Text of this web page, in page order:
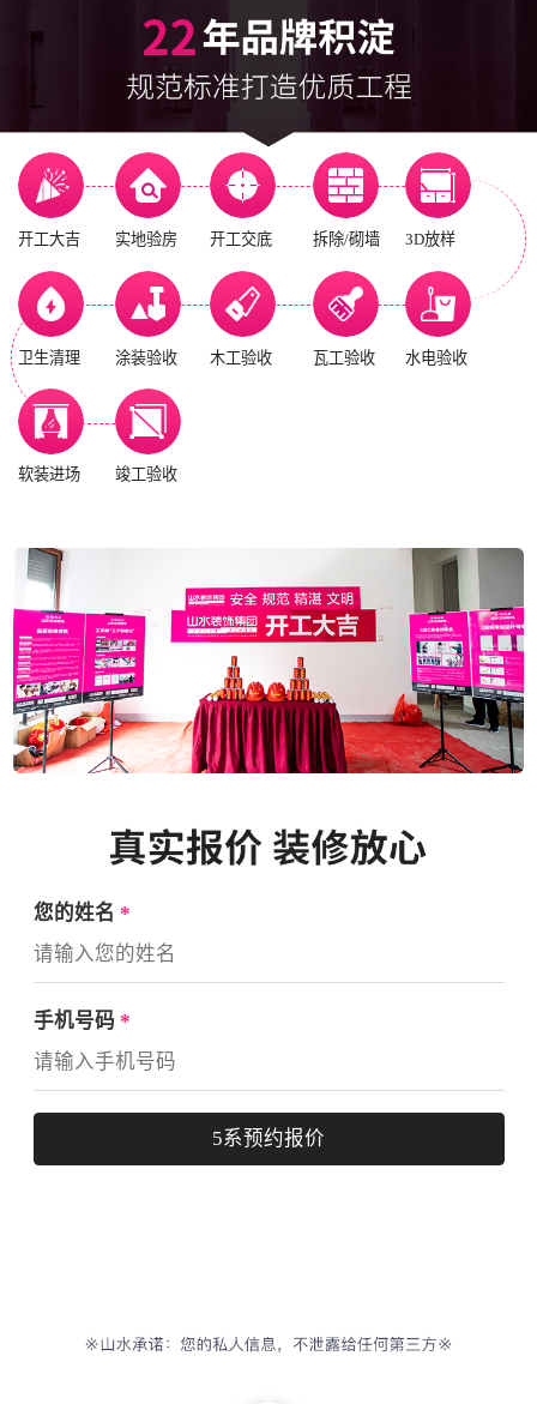
开工大吉 实地验房 开工交底 拆除/砌墙 3D放样
水电验收
瓦工验收
木工验收
涂装验收
卫生清理
软装进场 竣工验收
您的姓名 *
手机号码 *
5系预约报价